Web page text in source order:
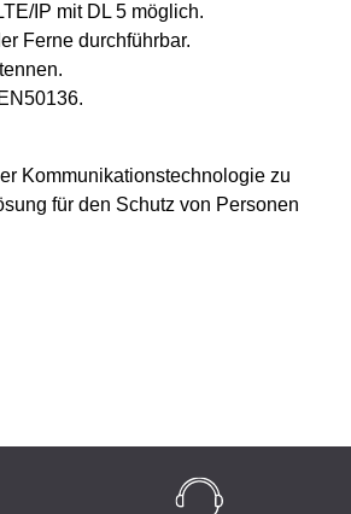
IP mit DL 5 möglich.
Ferne durchführbar.
Kommunikationstechnologie zu
für den Schutz von Personen